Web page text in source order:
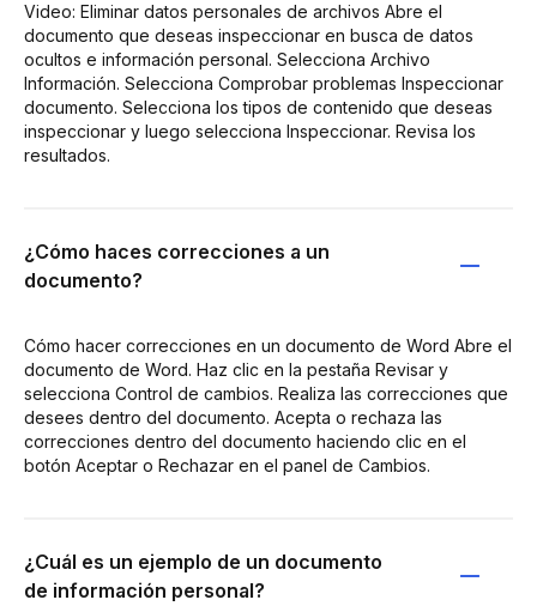
Video: Eliminar datos personales de archivos Abre el
documento que deseas inspeccionar en busca de datos
ocultos e información personal. Selecciona Archivo
Información. Selecciona Comprobar problemas Inspeccionar
documento. Selecciona los tipos de contenido que deseas
inspeccionar y luego selecciona Inspeccionar. Revisa los
resultados.
¿Cómo haces correcciones a un
documento?
Cómo hacer correcciones en un documento de Word Abre el
documento de Word. Haz clic en la pestaña Revisar y
selecciona Control de cambios. Realiza las correcciones que
desees dentro del documento. Acepta o rechaza las
correcciones dentro del documento haciendo clic en el
botón Aceptar o Rechazar en el panel de Cambios.
¿Cuál es un ejemplo de un documento
de información personal?